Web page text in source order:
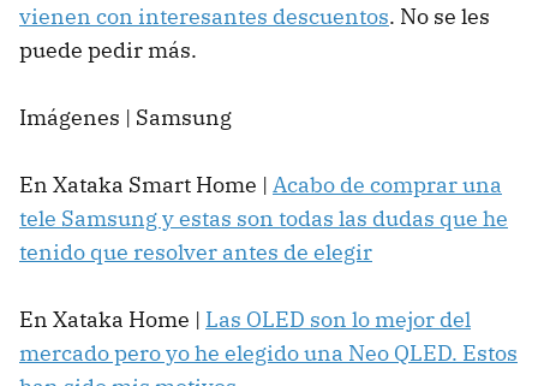
vienen con interesantes descuentos. No se les
puede pedir más.
Imágenes | Samsung
En Xataka Smart Home | Acabo de comprar una
tele Samsung y estas son todas las dudas que he
tenido que resolver antes de elegir
En Xataka Home | Las OLED son lo mejor del
mercado pero yo he elegido una Neo QLED. Estos